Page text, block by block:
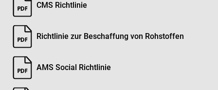
CMS Richtlinie
Richtlinie zur Beschaffung von Rohstoffen
AMS Social Richtlinie